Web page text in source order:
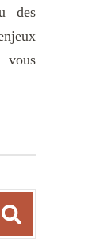
des